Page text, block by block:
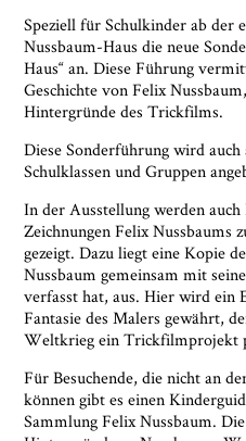
Speziell für Schulkinder ab der
Nussbaum-Haus die neue
Haus“ an. Diese Führung
Geschichte von Felix
Hintergründe des Trickfilms.
Diese Sonderführung wird
Schulklassen und Gruppen
In der Ausstellung werden
Zeichnungen Felix Nussbaums
gezeigt. Dazu liegt eine Kopie
Nussbaum gemeinsam mit
verfasst hat, aus. Hier wird ein
Fantasie des Malers gewährt,
Weltkrieg ein Trickfilmprojekt
Für Besuchende, die nicht an
können gibt es einen
Sammlung Felix Nussbaum.
* notwendige Angaben